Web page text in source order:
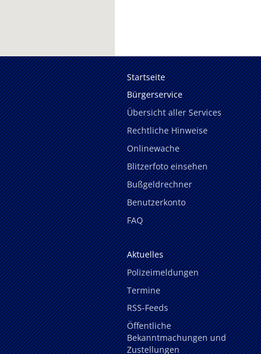
Startseite
Bürgerservice
Übersicht aller Services
Rechtliche Hinweise
Onlinewache
Blitzerfoto einsehen
Bußgeldrechner
Benutzerkonto
FAQ
Aktuelles
Polizeimeldungen
Termine
RSS-Feeds
Öffentliche
Bekanntmachungen und
Zustellungen